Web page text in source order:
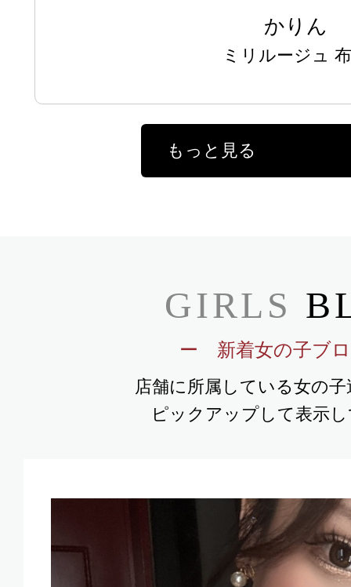
かりん
ミリルージュ
もっと見る
GIRLS
ー 新着女の子ブ
店舗に所属している女の
ピックアップして表示